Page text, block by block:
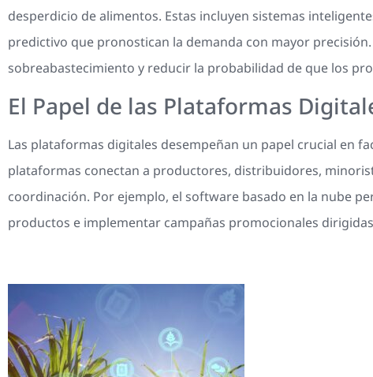
desperdicio de alimentos. Estas incluyen sistemas
predictivo que pronostican la demanda con mayor
sobreabastecimiento y reducir la probabilidad de que los
El Papel de las Plataformas
Las plataformas digitales desempeñan un papel crucial en
plataformas conectan a productores, distribuidores,
coordinación. Por ejemplo, el software basado en la nube
productos e implementar campañas promocionales